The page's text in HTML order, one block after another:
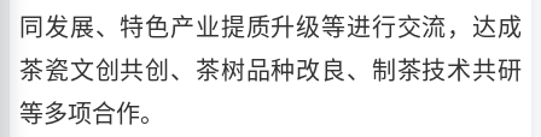
同发展、特色产业提质升级等进行交流，达成
茶瓷文创共创、茶树品种改良、制茶技术共研
等多项合作。